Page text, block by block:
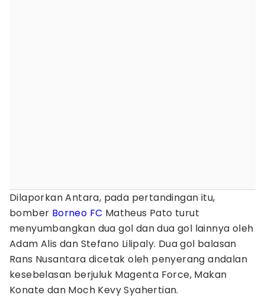
Dilaporkan Antara, pada pertandingan itu,
bomber Borneo FC Matheus Pato turut
menyumbangkan dua gol dan dua gol lainnya oleh
Adam Alis dan Stefano Lilipaly. Dua gol balasan
Rans Nusantara dicetak oleh penyerang andalan
kesebelasan berjuluk Magenta Force, Makan
Konate dan Moch Kevy Syahertian.